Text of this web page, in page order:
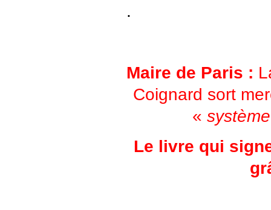
.
Maire de Paris :
Coignard sort
«
Le livre qui